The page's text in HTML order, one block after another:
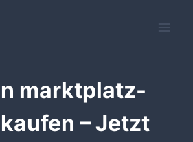
marktplatz-
– Jetzt